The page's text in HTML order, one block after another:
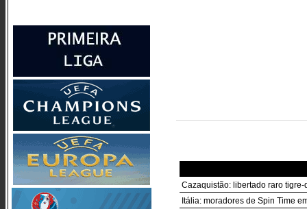
Cazaquistão: libertado raro
Itália: moradores de Spin Time